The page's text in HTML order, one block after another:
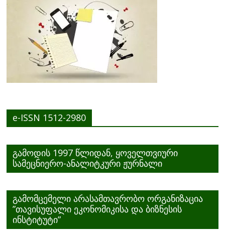
e-ISSN 1512-2980
გამოდის 1997 წლიდან, ყოველთვიური
სამეცნიერო-ანალიტკური ჟურნალი
გამომცემელი არასამთავრობო ორგანიზაცია
”თავისუფალი ეკონომიკისა და ბიზნესის
ინსტიტუტი”